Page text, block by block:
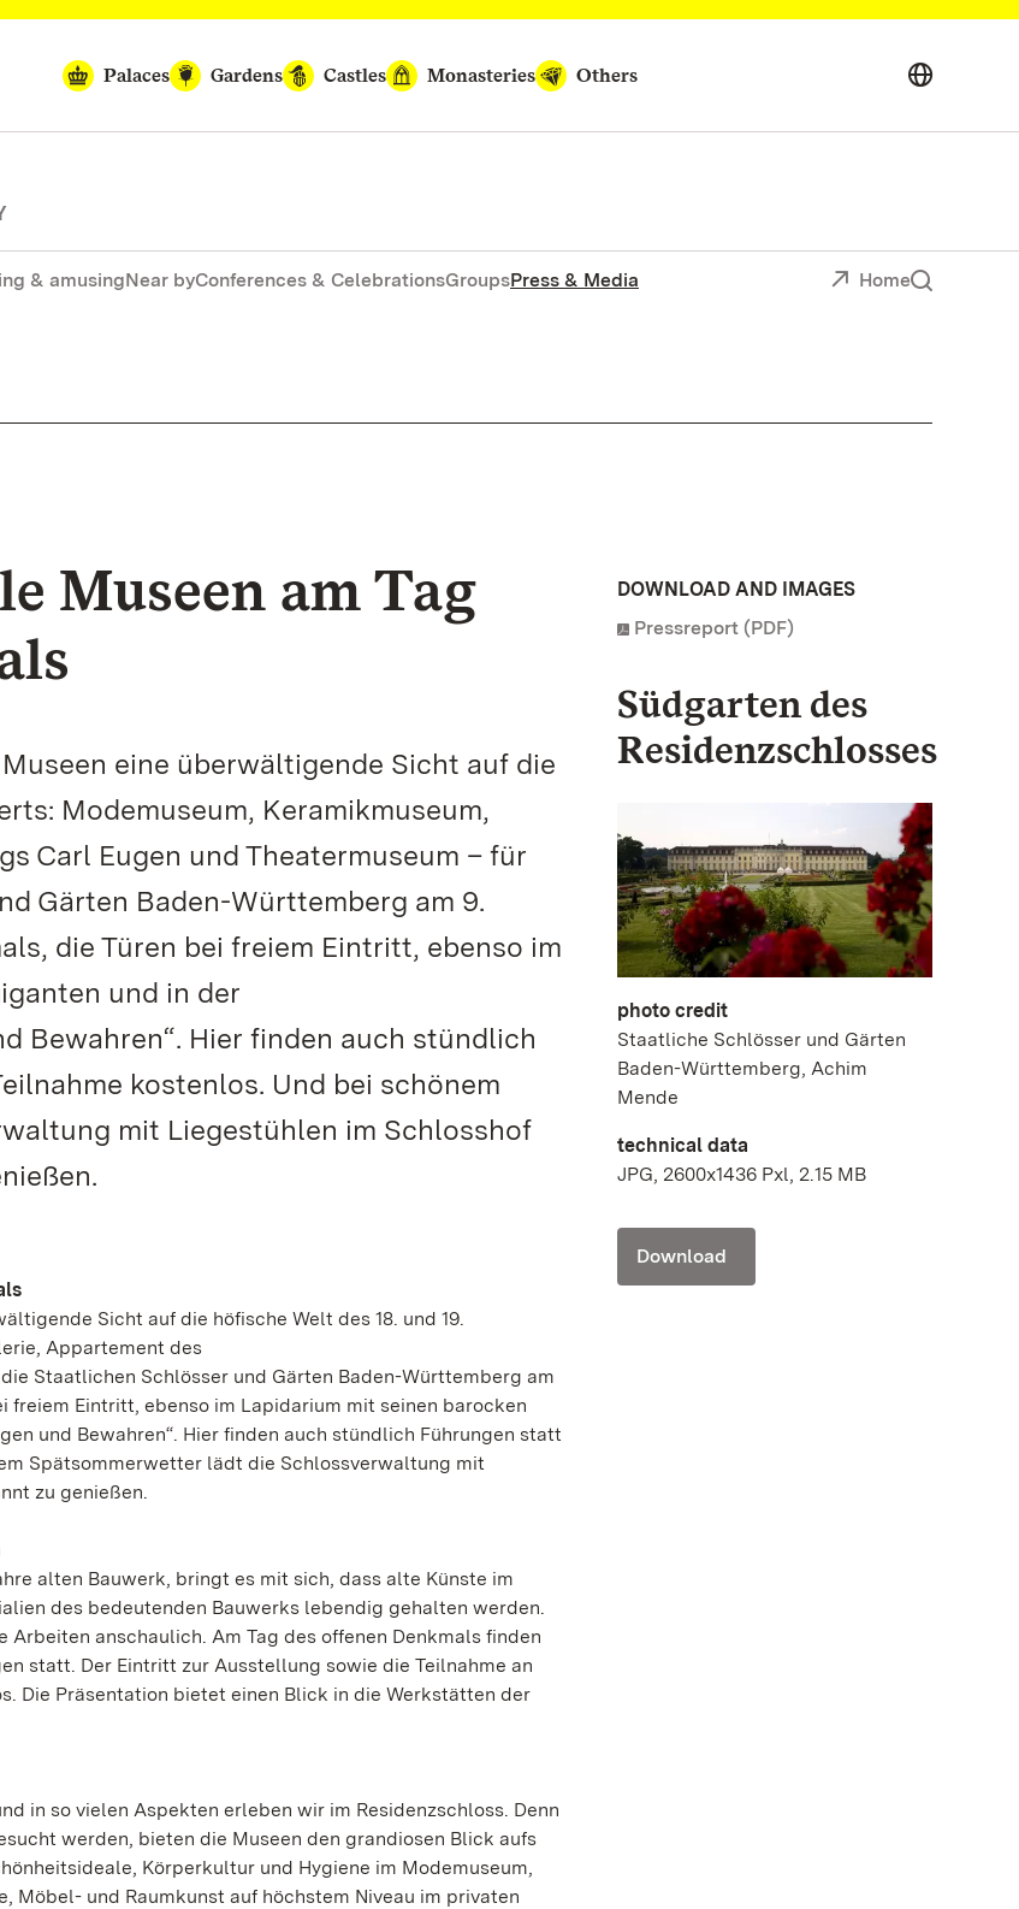
Palaces
Gardens Castles Monasteries Others
& amusingNear byConferences & CelebrationsGroupsPress & Media Home
Museen am Tag
eine überwältigende Sicht auf die
Modemuseum, Keramikmuseum,
Carl Eugen und Theatermuseum – für
Gärten Baden-Württemberg am 9.
die Türen bei freiem Eintritt, ebenso im
und in der
Bewahren“. Hier finden auch stündlich
kostenlos. Und bei schönem
mit Liegestühlen im Schlosshof
Sicht auf die höfische Welt des 18. und 19.
Appartement des
Staatlichen Schlösser und Gärten Baden-Württemberg am
freiem Eintritt, ebenso im Lapidarium mit seinen barocken
und Bewahren“. Hier finden auch stündlich Führungen statt
Spätsommerwetter lädt die Schlossverwaltung mit
zu genießen.
alten Bauwerk, bringt es mit sich, dass alte Künste im
des bedeutenden Bauwerks lebendig gehalten werden.
anschaulich. Am Tag des offenen Denkmals finden
statt. Der Eintritt zur Ausstellung sowie die Teilnahme an
Die Präsentation bietet einen Blick in die Werkstätten der
in so vielen Aspekten erleben wir im Residenzschloss. Denn
werden, bieten die Museen den grandiosen Blick aufs
Körperkultur und Hygiene im Modemuseum,
Möbel- und Raumkunst auf höchstem Niveau im privaten
DOWNLOAD AND IMAGES
Pressreport (PDF)
Südgarten des
Residenzschlosses
photo credit
Staatliche Schlösser und Gärten
Baden-Württemberg, Achim
Mende
technical data
JPG, 2600x1436 Pxl, 2.15 MB
Download